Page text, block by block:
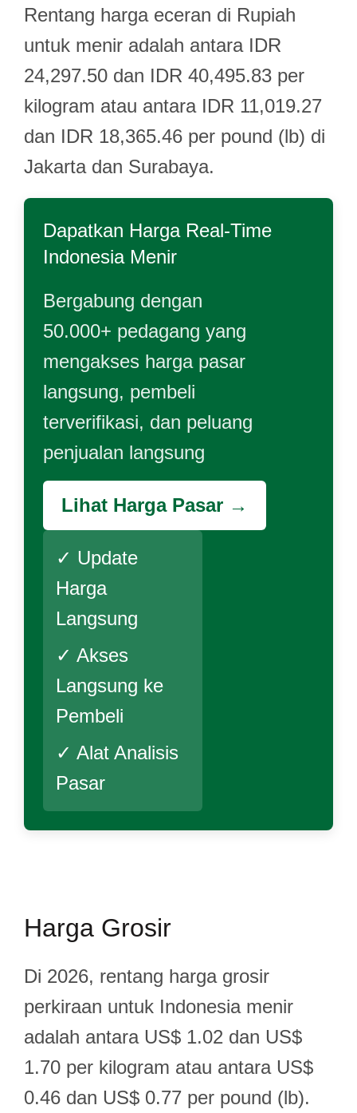
Rentang harga eceran di Rupiah
untuk menir adalah antara IDR
24,297.50 dan IDR 40,495.83 per
kilogram atau antara IDR 11,019.27
dan IDR 18,365.46 per pound (lb) di
Jakarta dan Surabaya.
Dapatkan Harga Real-Time
Indonesia Menir
Bergabung dengan
50.000+ pedagang yang
mengakses harga pasar
langsung, pembeli
terverifikasi, dan peluang
penjualan langsung
Lihat Harga Pasar →
✓ Update
Harga
Langsung
✓ Akses
Langsung ke
Pembeli
✓ Alat Analisis
Pasar
Harga Grosir
Di 2026, rentang harga grosir
perkiraan untuk Indonesia menir
adalah antara US$ 1.02 dan US$
1.70 per kilogram atau antara US$
0.46 dan US$ 0.77 per pound (lb).